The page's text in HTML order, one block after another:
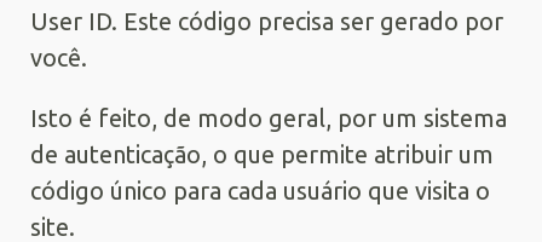
User ID. Este código precisa ser gerado por
você.
Isto é feito, de modo geral, por um sistema
de autenticação, o que permite atribuir um
código único para cada usuário que visita o
site.